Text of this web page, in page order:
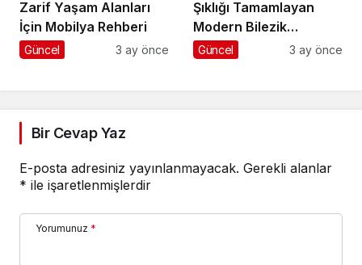
Zarif Yaşam Alanları
İçin Mobilya Rehberi
Güncel 3 ay önce
Şıklığı Tamamlayan
Modern Bilezik
Seçenekleri
Güncel 3 ay önce
Bir Cevap Yaz
E-posta adresiniz yayınlanmayacak. Gerekli alanlar
* ile işaretlenmişlerdir
Yorumunuz *